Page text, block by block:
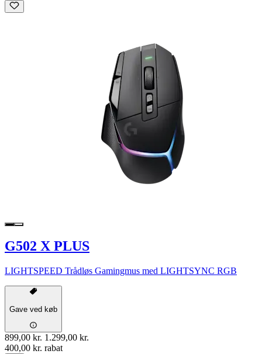
G502 X PLUS
LIGHTSPEED Trådløs Gamingmus med LIGHTSYNC RGB
Gave ved køb
899,00 kr. 1.299,00 kr.
400,00 kr. rabat